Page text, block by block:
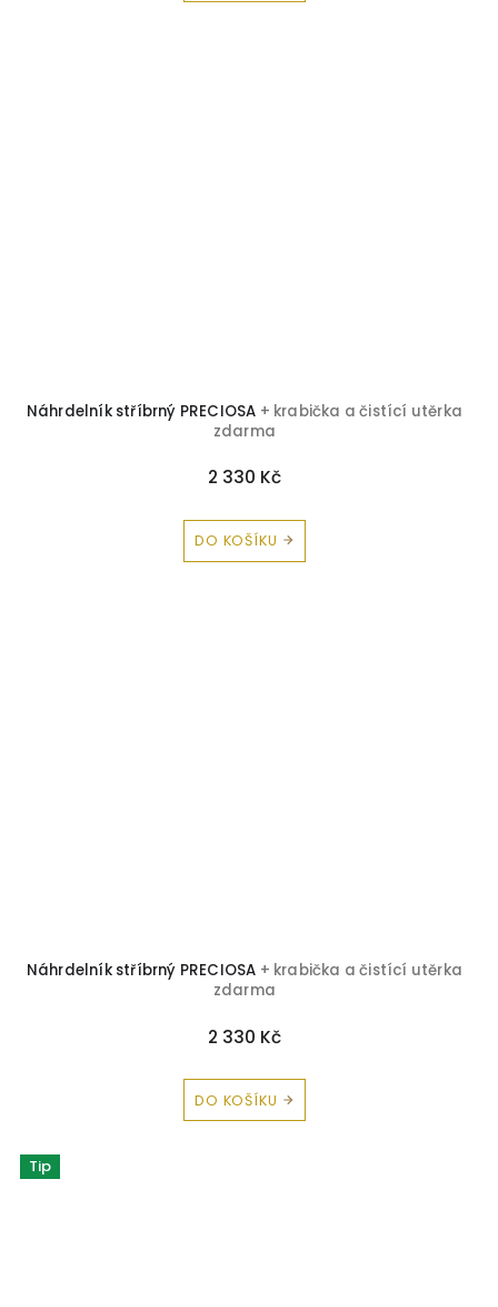
Náhrdelník stříbrný PRECIOSA + krabička a čistící utěrka
zdarma
2 330 Kč
DO KOŠÍKU
Náhrdelník stříbrný PRECIOSA + krabička a čistící utěrka
zdarma
2 330 Kč
DO KOŠÍKU
Tip